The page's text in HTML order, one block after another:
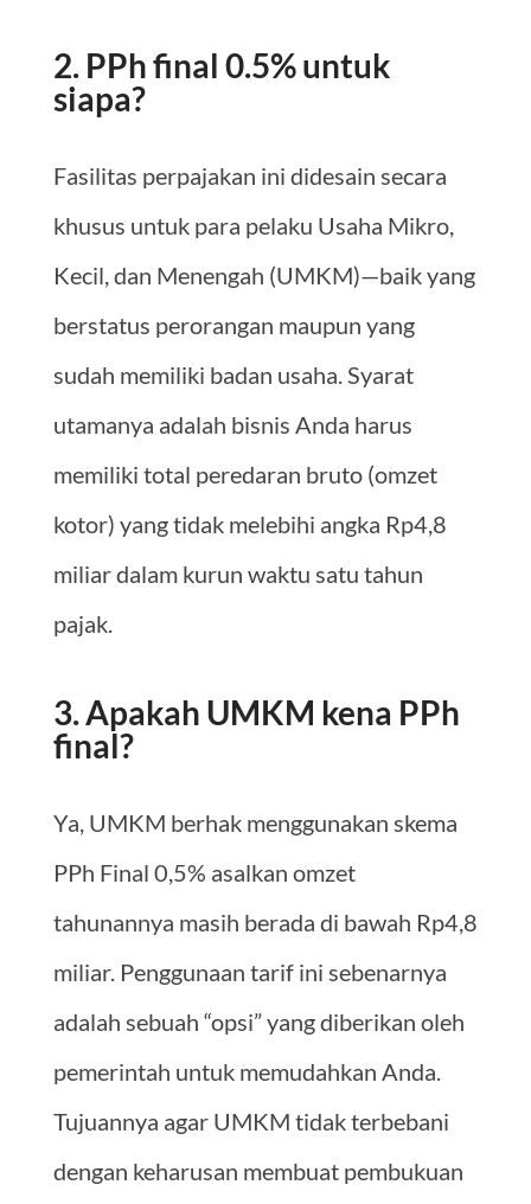
2. PPh final 0.5% untuk
siapa?
Fasilitas perpajakan ini didesain secara
khusus untuk para pelaku Usaha Mikro,
Kecil, dan Menengah (UMKM)—baik yang
berstatus perorangan maupun yang
sudah memiliki badan usaha. Syarat
utamanya adalah bisnis Anda harus
memiliki total peredaran bruto (omzet
kotor) yang tidak melebihi angka Rp4,8
miliar dalam kurun waktu satu tahun
pajak.
3. Apakah UMKM kena PPh
final?
Ya, UMKM berhak menggunakan skema
PPh Final 0,5% asalkan omzet
tahunannya masih berada di bawah Rp4,8
miliar. Penggunaan tarif ini sebenarnya
adalah sebuah “opsi” yang diberikan oleh
pemerintah untuk memudahkan Anda.
Tujuannya agar UMKM tidak terbebani
dengan keharusan membuat pembukuan